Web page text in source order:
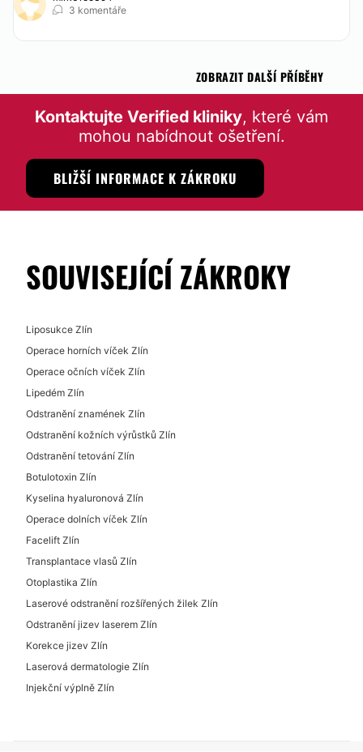
3 komentáře
ZOBRAZIT DALŠÍ PŘÍBĚHY
Kontaktujte Verified kliniky, které vám
mohou nabídnout ošetření.
BLIŽŠÍ INFORMACE K ZÁKROKU
SOUVISEJÍCÍ ZÁKROKY
Liposukce Zlín
Operace horních víček Zlín
Operace očních víček Zlín
Lipedém Zlín
Odstranění znamének Zlín
Odstranění kožních výrůstků Zlín
Odstranění tetování Zlín
Botulotoxin Zlín
Kyselina hyaluronová Zlín
Operace dolních víček Zlín
Facelift Zlín
Transplantace vlasů Zlín
Otoplastika Zlín
Laserové odstranění rozšířených žilek Zlín
Odstranění jizev laserem Zlín
Korekce jizev Zlín
Laserová dermatologie Zlín
Injekční výplně Zlín